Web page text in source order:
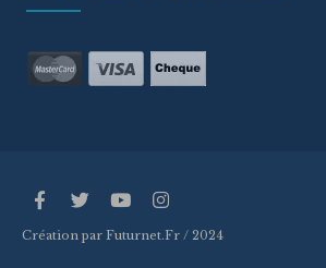
Création par Futurnet.Fr / 2024